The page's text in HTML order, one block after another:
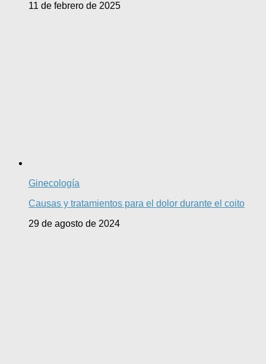
11 de febrero de 2025
Ginecología
Causas y tratamientos para el dolor durante el coito
29 de agosto de 2024